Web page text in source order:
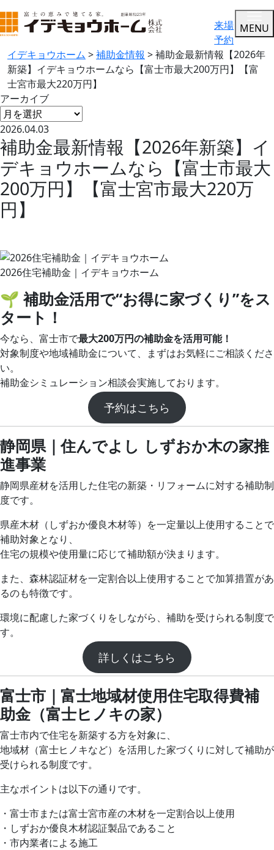
来場
予約
MENU
イデキョウホーム >補助金情報 >補助金最新情報【2026年
新築】イデキョウホームなら【富士市最大200万円】【富
士宮市最大220万円】
アーカイブ
2026.04.03
補助金最新情報【2026年新築】イ
デキョウホームなら【富士市最大
200万円】【富士宮市最大220万
円】
2026住宅補助金｜イデキョウホーム
🌱 補助金活用で“お得に家づくり”をス
タート！
今なら、富士市で最大200万円の補助金を活用可能！
対象制度や地域補助金について、まずはお気軽にご相談くださ
い。
補助金シミュレーション相談会実施しております。
予約はこちら
静岡県｜住んでよし しずおか木の家推
進事業
静岡県産材を活用した住宅の新築・リフォームに対する補助制
度です。
県産木材（しずおか優良木材等）を一定量以上使用することで
補助対象となり、
住宅の規模や使用量に応じて補助額が決まります。
また、森林認証材を一定割合以上使用することで加算措置があ
るのも特徴です。
環境に配慮した家づくりをしながら、補助を受けられる制度で
す。
詳しくはこちら
富士市｜富士地域材使用住宅取得費補
助金（富士ヒノキの家）
富士市内で住宅を新築する方を対象に、
地域材（富士ヒノキなど）を活用した家づくりに対して補助が
受けられる制度です。
主なポイントは以下の通りです。
・富士市または富士宮市産の木材を一定割合以上使用
・しずおか優良木材認証製品であること
・市内業者による施工